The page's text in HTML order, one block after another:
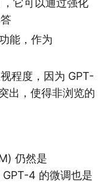
它可以通过强化
能，作为
程度，因为 GPT-
出，使得非浏览的
仍然是
4 的微调也是